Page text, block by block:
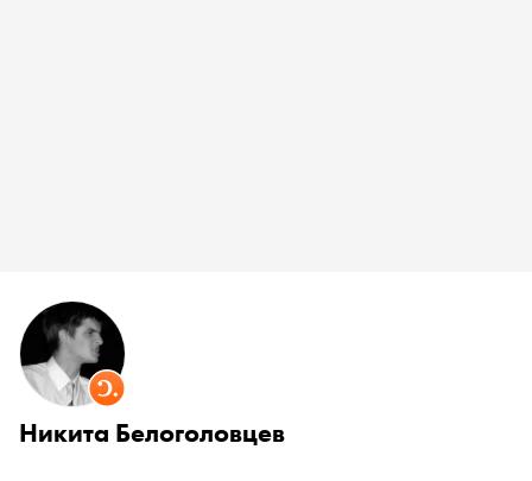
Никита Белоголовцев